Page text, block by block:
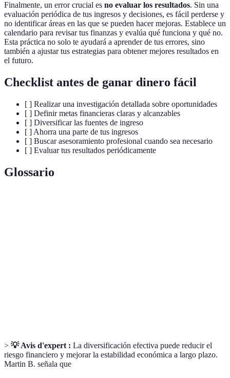
Finalmente, un error crucial es no evaluar los resultados. Sin una
evaluación periódica de tus ingresos y decisiones, es fácil perderse y
no identificar áreas en las que se pueden hacer mejoras. Establece un
calendario para revisar tus finanzas y evalúa qué funciona y qué no.
Esta práctica no solo te ayudará a aprender de tus errores, sino
también a ajustar tus estrategias para obtener mejores resultados en
el futuro.
Checklist antes de ganar dinero fácil
[ ] Realizar una investigación detallada sobre oportunidades
[ ] Definir metas financieras claras y alcanzables
[ ] Diversificar las fuentes de ingreso
[ ] Ahorra una parte de tus ingresos
[ ] Buscar asesoramiento profesional cuando sea necesario
[ ] Evaluar tus resultados periódicamente
Glossario
> 💡 Avis d'expert : La diversificación efectiva puede reducir el
riesgo financiero y mejorar la estabilidad económica a largo plazo.
Martin B. señala que